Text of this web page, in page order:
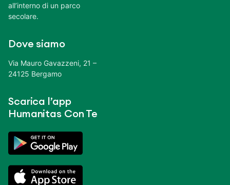
all’interno di un parco
secolare.
Dove siamo
Via Mauro Gavazzeni, 21 –
24125 Bergamo
Scarica l’app
Humanitas Con Te